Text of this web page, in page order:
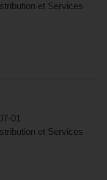
et Services
01
et Services